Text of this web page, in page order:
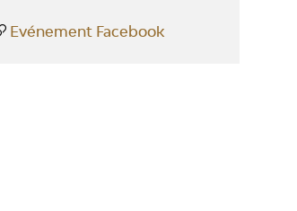
Evénement Facebook